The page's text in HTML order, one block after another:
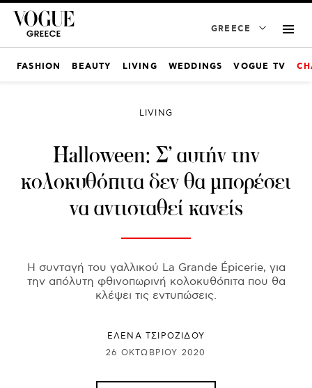
GREECE
FASHION BEAUTY LIVING WEDDINGS VOGUE TV
LIVING
Halloween: Σ’ αυτήν την
κολοκυθόπιτα δεν θα μπορέσει
να αντισταθεί κανείς
Η συνταγή του γαλλικού La Grande Épicerie, για
την απόλυτη φθινοπωρινή κολοκυθόπιτα που θα
κλέψει τις εντυπώσεις.
ΈΛΕΝΑ ΤΣΙΡΟΖΊΔΟΥ
26 ΟΚΤΩΒΡΊΟΥ 2020